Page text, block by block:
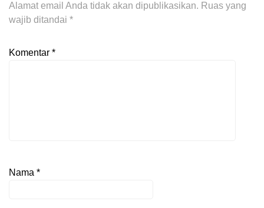
Alamat email Anda tidak akan dipublikasikan. Ruas yang
wajib ditandai *
Komentar *
Nama *